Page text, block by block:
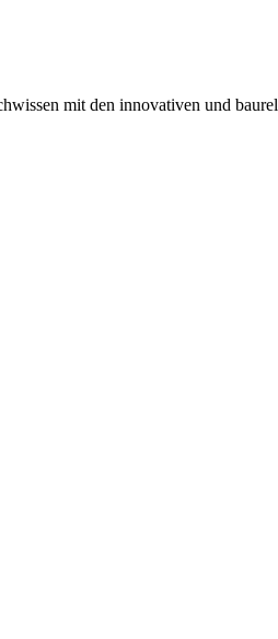
mit den innovativen und